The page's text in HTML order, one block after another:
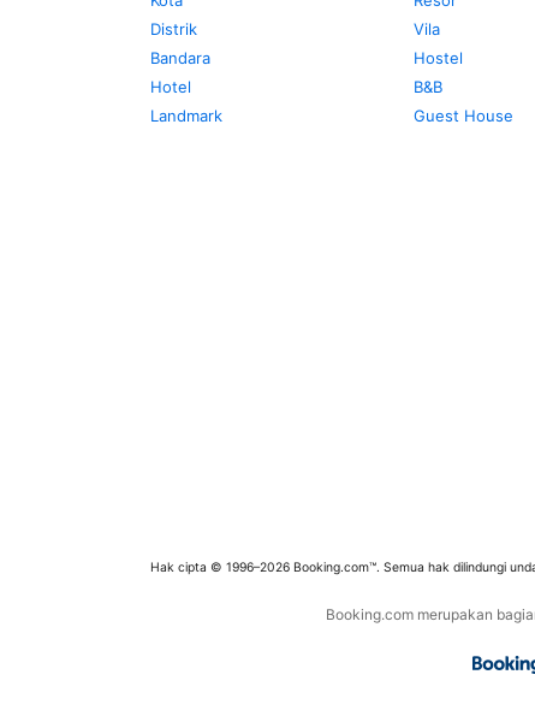
Distrik
Bandara
Hotel
Landmark
Vila
Hostel
B&B
Guest House
Hak cipta © 1996–2026 Booking.com™. Semua hak dilindungi
Booking.com merupakan